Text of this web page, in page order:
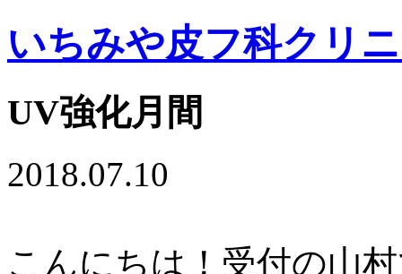
いちみや皮フ科クリ
UV強化月間
2018.07.10
こんにちは！受付の山